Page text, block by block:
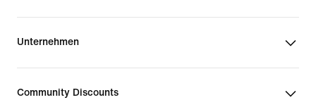
Unternehmen
Community Discounts